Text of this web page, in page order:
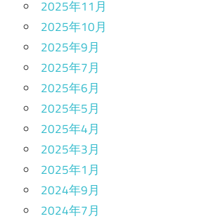
2025年11月
2025年10月
2025年9月
2025年7月
2025年6月
2025年5月
2025年4月
2025年3月
2025年1月
2024年9月
2024年7月